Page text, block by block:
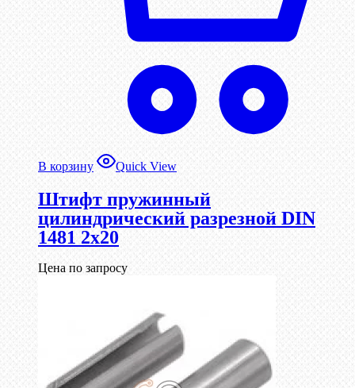
В корзину Quick View
Штифт пружинный
цилиндрический разрезной DIN
1481 2х20
Цена по запросу